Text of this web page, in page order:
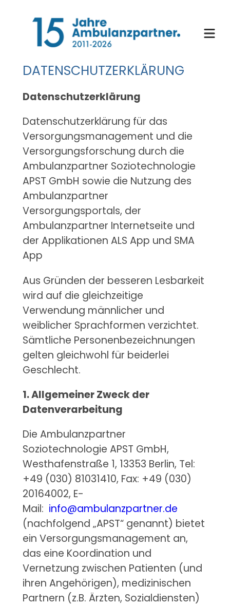
springen
DATENSCHUTZERKLÄRUNG
Datenschutzerklärung
Datenschutzerklärung für das
Versorgungsmanagement und die
Versorgungsforschung durch die
Ambulanzpartner Soziotechnologie
APST GmbH sowie die Nutzung des
Ambulanzpartner
Versorgungsportals, der
Ambulanzpartner Internetseite und
der Applikationen ALS App und SMA
App
Aus Gründen der besseren Lesbarkeit
wird auf die gleichzeitige
Verwendung männlicher und
weiblicher Sprachformen verzichtet.
Sämtliche Personenbezeichnungen
gelten gleichwohl für beiderlei
Geschlecht.
1. Allgemeiner Zweck der
Datenverarbeitung
Die Ambulanzpartner
Soziotechnologie APST GmbH,
Westhafenstraße 1, 13353 Berlin, Tel:
+49 (030) 81031410, Fax: +49 (030)
20164002, E-
Mail: info@ambulanzpartner.de
(nachfolgend „APST“ genannt) bietet
ein Versorgungsmanagement an,
das eine Koordination und
Vernetzung zwischen Patienten (und
ihren Angehörigen), medizinischen
Partnern (z.B. Ärzten, Sozialdiensten)